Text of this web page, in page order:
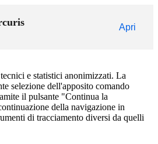
Apri
e statistici anonimizzati. La
selezione dell'apposito comando
il pulsante "Continua la
della navigazione in
di tracciamento diversi da quelli